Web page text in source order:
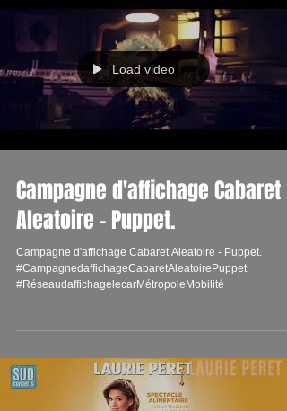
Load video
Campagne d'affichage Cabaret
Aleatoire - Puppet.
Campagne d'affichage Cabaret Aleatoire - Puppet.
#CampagnedaffichageCabaretAleatoirePuppet
#RéseaudaffichagelecarMétropoleMobilité